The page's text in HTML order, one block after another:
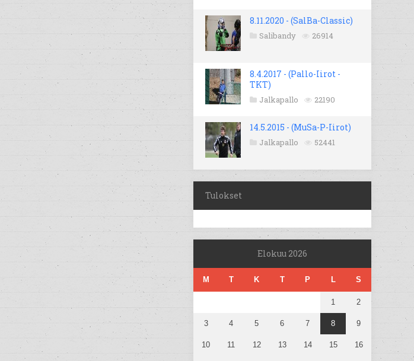
8.11.2020 - (SalBa-Classic)
Salibandy 26914
8.4.2017 - (Pallo-Iirot -
TKT)
Jalkapallo 22190
14.5.2015 - (MuSa-P-Iirot)
Jalkapallo 52441
Tulokset
Elokuu 2026
M T K T P L S
1 2
3 4 5 6 7 8 9
10 11 12 13 14 15 16